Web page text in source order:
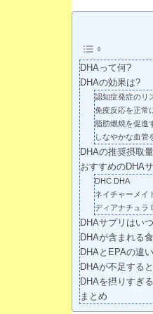
DHAって何?
DHAの効果は?
認知症発症のリ
免疫反応を正常
脂肪燃焼を促進
しなやかな血管
DHAの推奨摂取
おすすめのDHA
DHC DHA
ネイチャーメイ
ディアナチュラ
DHAサプリはい
DHAが含まれる
DHAとEPAの違
DHAが不足する
DHAを摂りすぎ
まとめ